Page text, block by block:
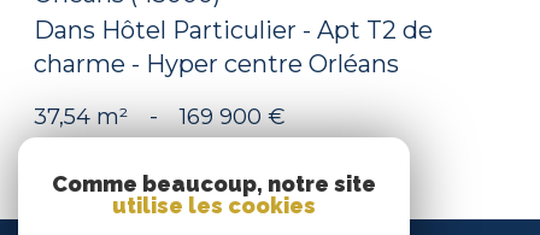
Dans Hôtel Particulier - Apt T2 de
charme - Hyper centre Orléans
37,54 m² - 169 900 €
Comme beaucoup, notre site
utilise les cookies